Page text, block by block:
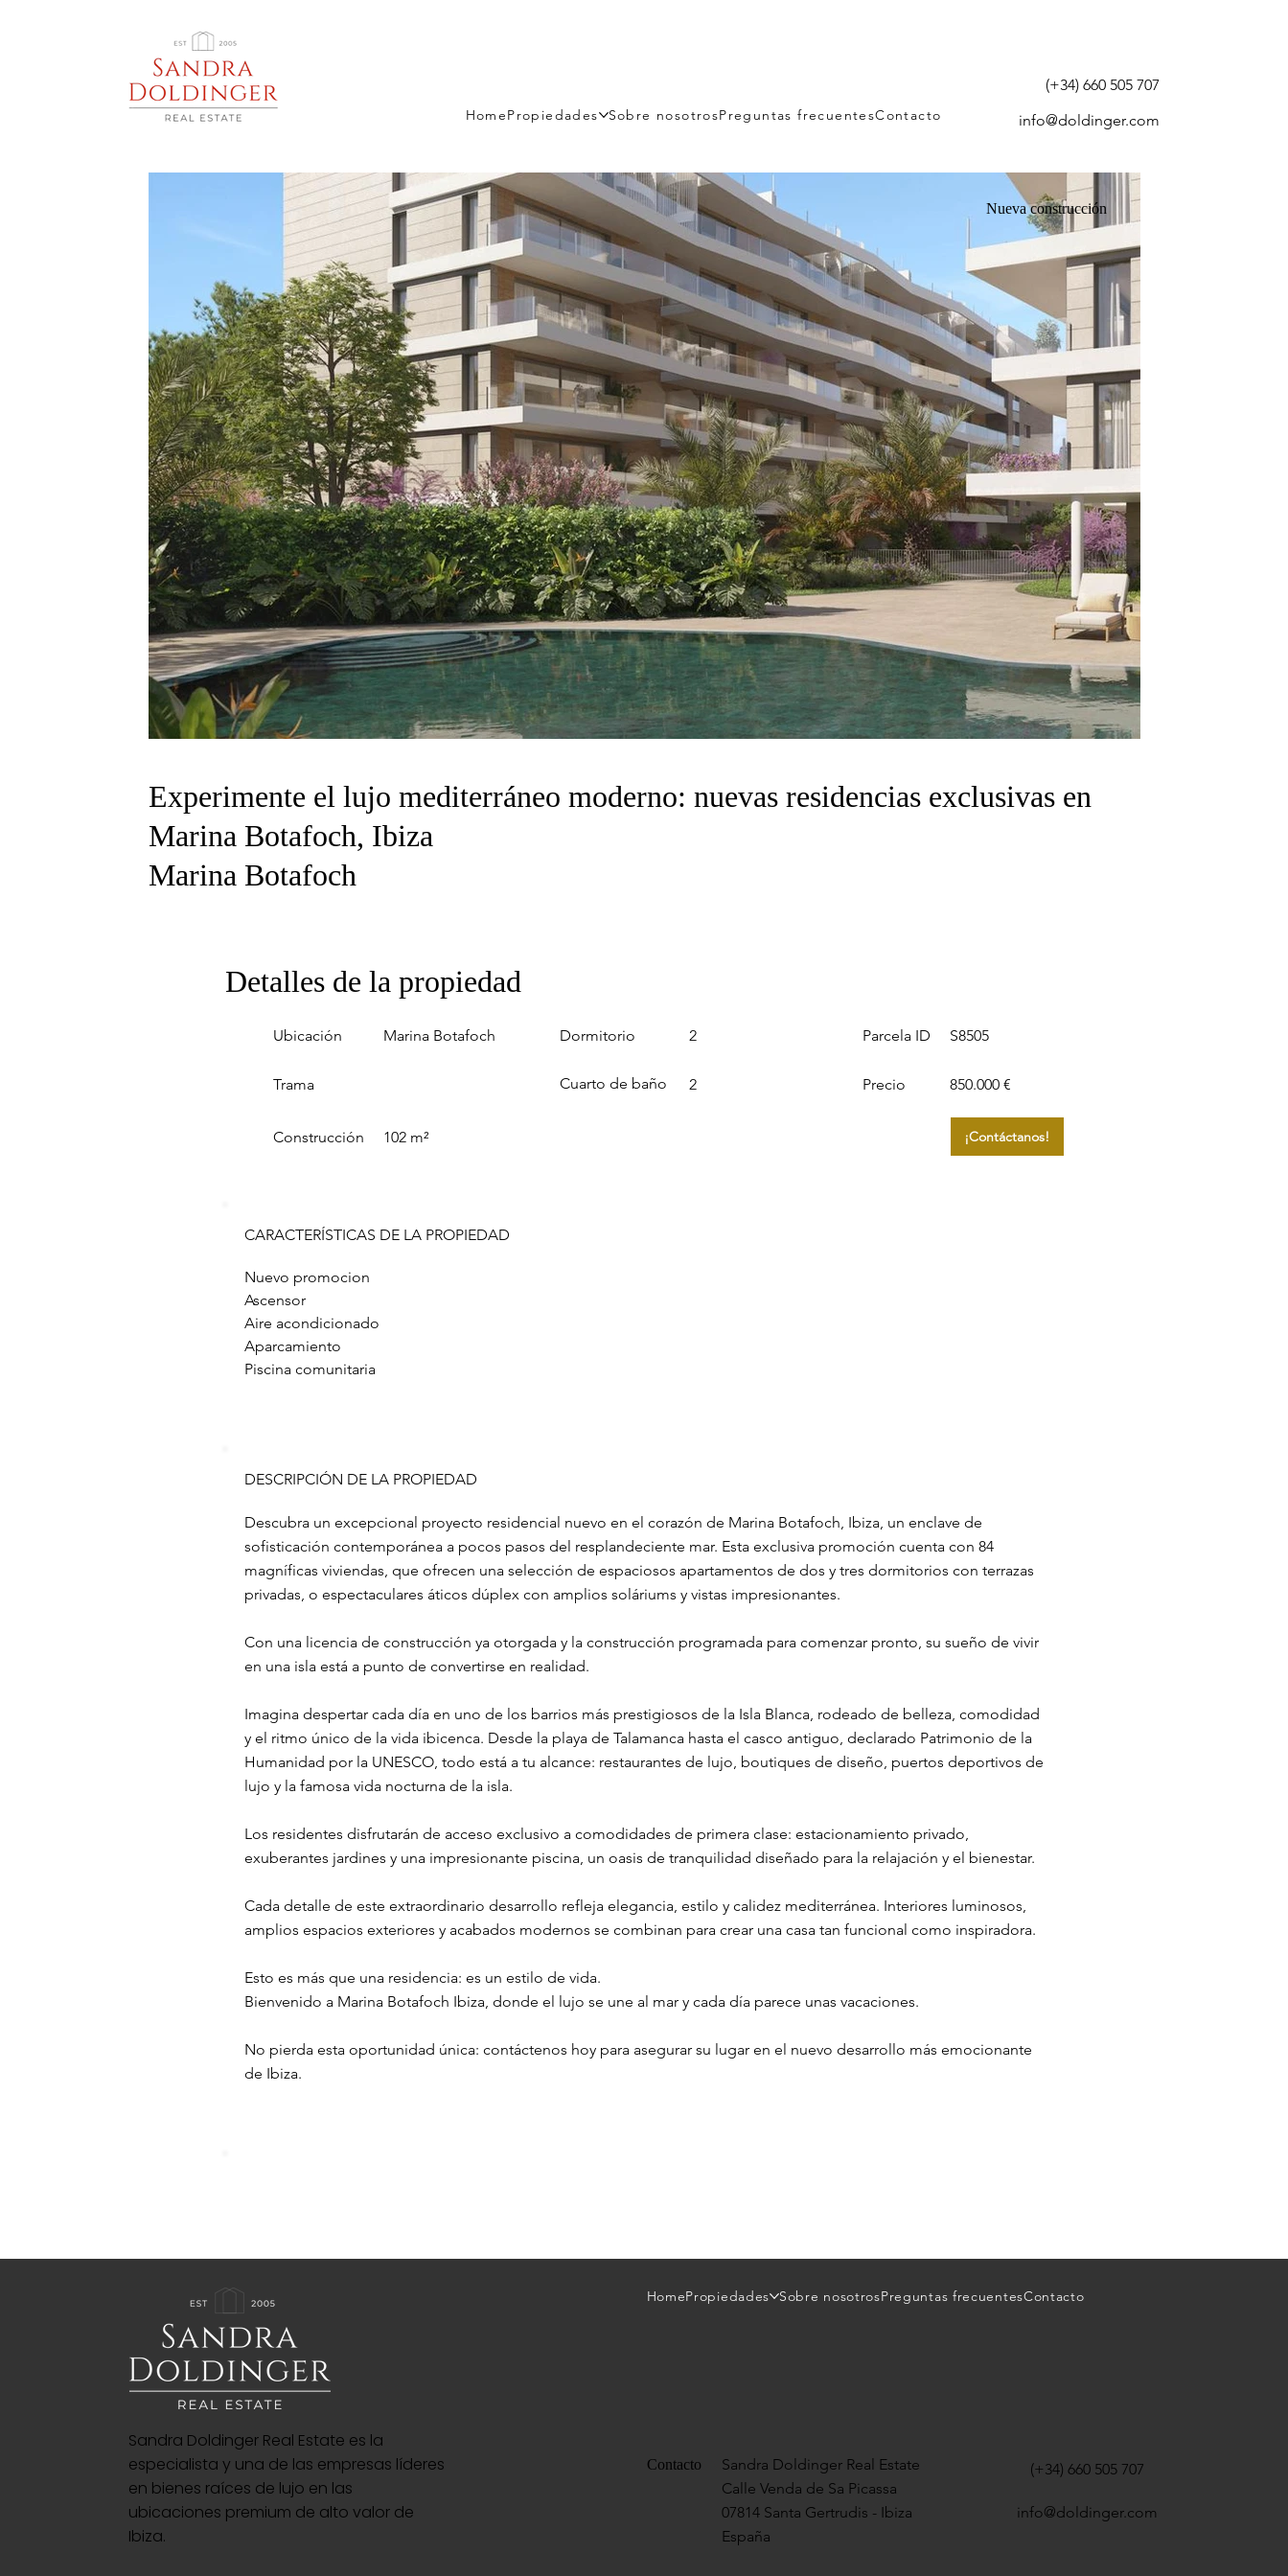
HomePropiedades Sobre nosotrosPreguntas frecuentesContacto info@doldinger.com
(+34) 660 505 707
Nueva construcción
Experimente el lujo mediterráneo moderno: nuevas residencias exclusivas en
Marina Botafoch, Ibiza
Marina Botafoch
Detalles de la propiedad
Ubicación
Trama
Construcción
Marina Botafoch
102 m²
Dormitorio
Cuarto de baño
2
2
Parcela ID
Precio
S8505
850.000 €
¡Contáctanos!
CARACTERÍSTICAS DE LA PROPIEDAD
Nuevo promocion
Ascensor
Aire acondicionado
Aparcamiento
Piscina comunitaria
DESCRIPCIÓN DE LA PROPIEDAD
Descubra un excepcional proyecto residencial nuevo en el corazón de Marina Botafoch, Ibiza, un enclave de
sofisticación contemporánea a pocos pasos del resplandeciente mar. Esta exclusiva promoción cuenta con 84
magníficas viviendas, que ofrecen una selección de espaciosos apartamentos de dos y tres dormitorios con terrazas
privadas, o espectaculares áticos dúplex con amplios soláriums y vistas impresionantes.
Con una licencia de construcción ya otorgada y la construcción programada para comenzar pronto, su sueño de vivir
en una isla está a punto de convertirse en realidad.
Imagina despertar cada día en uno de los barrios más prestigiosos de la Isla Blanca, rodeado de belleza, comodidad
y el ritmo único de la vida ibicenca. Desde la playa de Talamanca hasta el casco antiguo, declarado Patrimonio de la
Humanidad por la UNESCO, todo está a tu alcance: restaurantes de lujo, boutiques de diseño, puertos deportivos de
lujo y la famosa vida nocturna de la isla.
Los residentes disfrutarán de acceso exclusivo a comodidades de primera clase: estacionamiento privado,
exuberantes jardines y una impresionante piscina, un oasis de tranquilidad diseñado para la relajación y el bienestar.
Cada detalle de este extraordinario desarrollo refleja elegancia, estilo y calidez mediterránea. Interiores luminosos,
amplios espacios exteriores y acabados modernos se combinan para crear una casa tan funcional como inspiradora.
Esto es más que una residencia: es un estilo de vida.
Bienvenido a Marina Botafoch Ibiza, donde el lujo se une al mar y cada día parece unas vacaciones.
No pierda esta oportunidad única: contáctenos hoy para asegurar su lugar en el nuevo desarrollo más emocionante
de Ibiza.
Sandra Doldinger Real Estate es la
especialista y una de las empresas líderes
en bienes raíces de lujo en las
ubicaciones premium de alto valor de
Ibiza.
HomePropiedades Sobre nosotrosPreguntas frecuentesContacto
Contacto
Sandra Doldinger Real Estate
Calle Venda de Sa Picassa
07814 Santa Gertrudis - Ibiza
España
(+34) 660 505 707
info@doldinger.com